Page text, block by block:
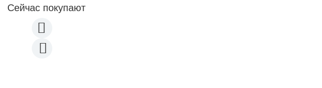
Сейчас покупают